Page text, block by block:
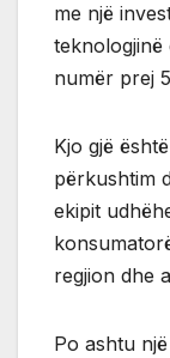
me një
teknologjinë
numër prej
Kjo gjë
përkushtim
ekipit
regjion dhe
Po ashtu